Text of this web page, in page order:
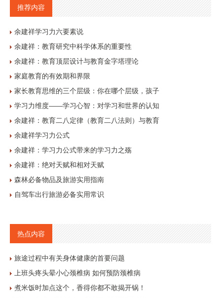
推荐内容
余建祥学习力六要素说
余建祥：教育研究中科学体系的重要性
余建祥：教育顶层设计与教育金字塔理论
家庭教育的有效期和界限
家长教育思维的三个层级：你在哪个层级，孩子
学习力维度——学习心智：对学习和世界的认知
余建祥：教育二八定律（教育二八法则）与教育
余建祥学习力公式
余建祥：学习力公式带来的学习力之殇
余建祥：绝对天赋和相对天赋
森林必备物品及旅游实用指南
自驾车出行旅游必备实用常识
热点内容
旅途过程中有关身体健康的首要问题
上班头疼头晕小心颈椎病 如何预防颈椎病
煮米饭时加点这个，香得你都不敢揭开锅！